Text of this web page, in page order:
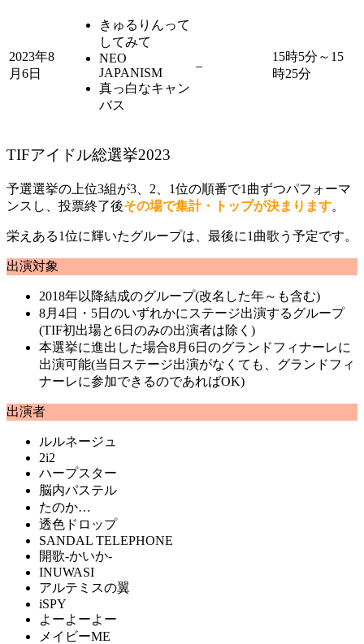
2023年8
月6日
きゅるりんって
してみて
NEO
JAPANISM
真っ白なキャン
バス
–
15時5分～15
時25分
TIFアイドル総選挙2023
予選選挙の上位3組が3、2、1位の順番で1曲ずつパフォーマ
ンスし、投票終了後その場で集計・トップが決まります。
栄えある1位に輝いたグループは、最後に1曲歌う予定です。
出演対象
2018年以降結成のグループ(改名した年～も含む)
8月4日・5日のいずれかにステージ出演するグループ
(TIF初出場と6日のみの出演者は除く)
本選挙に進出した場合8月6日のグランドフィナーレに
出演可能(当日ステージ出演がなくても、グランドフィ
ナーレに参加できるのであればOK)
出演者
ルルネージュ
2i2
ハープスター
脳内パステル
たのか…
透色ドロップ
SANDAL TELEPHONE
開歌-かいか-
INUWASI
アルテミスの翼
iSPY
よーよーよー
メイビーME